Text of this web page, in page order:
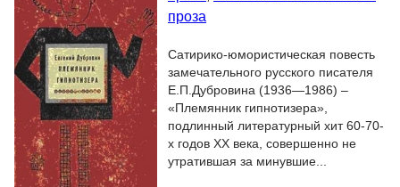
проза
Сатирико-юмористическая повесть
замечательного русского писателя
Е.П.Дубровина (1936—1986) –
«Племянник гипнотизера»,
подлинный литературный хит 60-70-
х годов XX века, совершенно не
утратившая за минувшие...